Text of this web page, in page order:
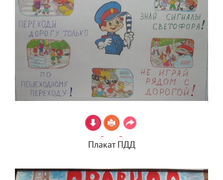
Плакат ПДД